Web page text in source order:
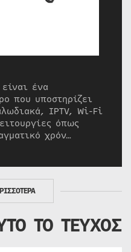
ένα
που υποστηρίζει
IPTV, Wi-Fi
όπως
χρόν…
ΤΟ ΤΕΥΧΟΣ